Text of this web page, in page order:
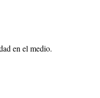
en el medio.